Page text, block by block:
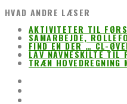
HVAD ANDRE LÆSER
AKTIVITETER TIL
SAMARBEJDE,
FIND EN DER … CL-
LAV NAVNESKILTE TIL
TRÆN